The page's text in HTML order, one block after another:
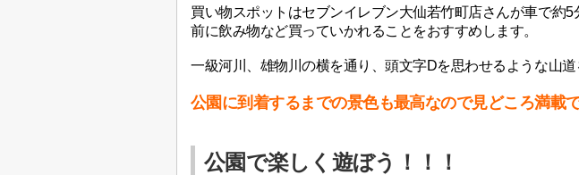
買い物スポットはセブンイレブン大仙若竹町店さんが車で約5
前に飲み物など買っていかれることをおすすめします。
一級河川、雄物川の横を通り、頭文字Dを思わせるような山
公園に到着するまでの景色も最高なので見どころ満載
公園で楽しく遊ぼう！！！